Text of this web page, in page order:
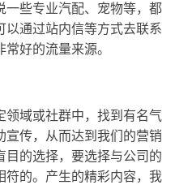
一些专业汽配、宠物等，都
以通过站内信等方式去联系
好的流量来源。
领域或社群中，找到有名气
传，从而达到我们的营销
目的选择，要选择与公司的
符的。产生的精彩内容，我